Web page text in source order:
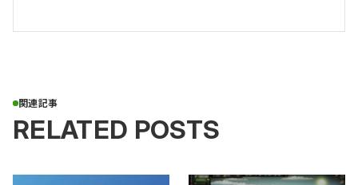
RELATED POSTS